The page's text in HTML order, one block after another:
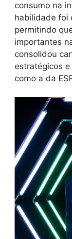
consumo na
habilidade foi
permitindo
importantes
consolidou
estratégicos
como a da